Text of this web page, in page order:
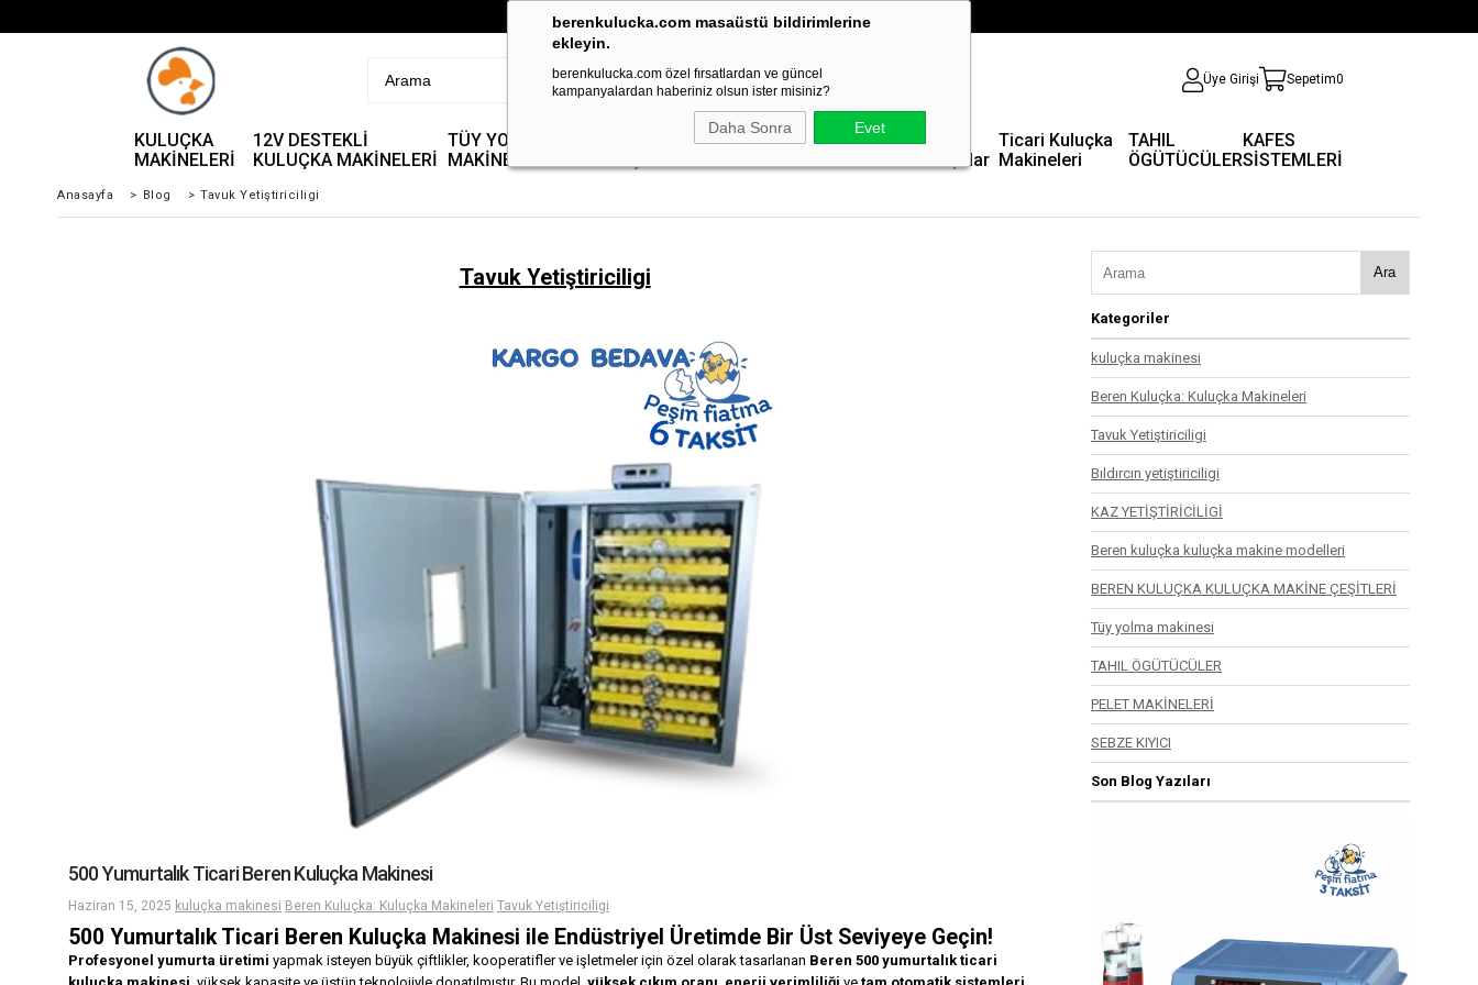
berenkulucka.com masaüstü bildirimlerine
ekleyin.
berenkulucka.com özel fırsatlardan ve güncel
kampanyalardan haberiniz olsun ister misiniz?
Daha Sonra Evet
Üye Girişi Sepetim0
KULUÇKA
MAKİNELERİ
12V DESTEKLİ
KULUÇKA MAKİNELERİ
TÜY YOLMA
MAKİNELERİ
Paslanmaz Çelik
Yem Pelet
Kümes
Yedek
Parçalar
Ticari Kuluçka
Makineleri
TAHIL
ÖGÜTÜCÜLER
KAFES
SİSTEMLERİ
Anasayfa > Blog > Tavuk Yetiştiriciligi
Tavuk Yetiştiriciligi
500 Yumurtalık Ticari Beren Kuluçka Makinesi
Haziran 15, 2025 kuluçka makinesi Beren Kuluçka: Kuluçka Makineleri Tavuk Yetiştiriciligi
500 Yumurtalık Ticari Beren Kuluçka Makinesi ile Endüstriyel Üretimde Bir Üst Seviyeye Geçin!
Profesyonel yumurta üretimi yapmak isteyen büyük çiftlikler, kooperatifler ve işletmeler için özel olarak tasarlanan Beren 500 yumurtalık ticari
Ara
Kategoriler
kuluçka makinesi
Beren Kuluçka: Kuluçka Makineleri
Tavuk Yetiştiriciligi
Bıldırcın yetiştiriciligi
KAZ YETİŞTİRİCİLİGİ
Beren kuluçka kuluçka makine modelleri
BEREN KULUÇKA KULUÇKA MAKİNE ÇEŞİTLERİ
Tüy yolma makinesi
TAHIL ÖGÜTÜCÜLER
PELET MAKİNELERİ
SEBZE KIYICI
Son Blog Yazıları